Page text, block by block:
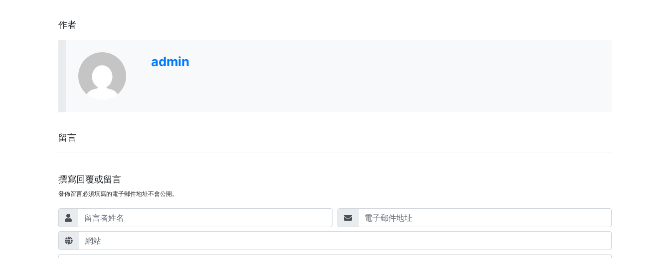
作者
admin
留言
撰寫回覆或留言
發佈留言必須填寫的電子郵件地址不會公開。